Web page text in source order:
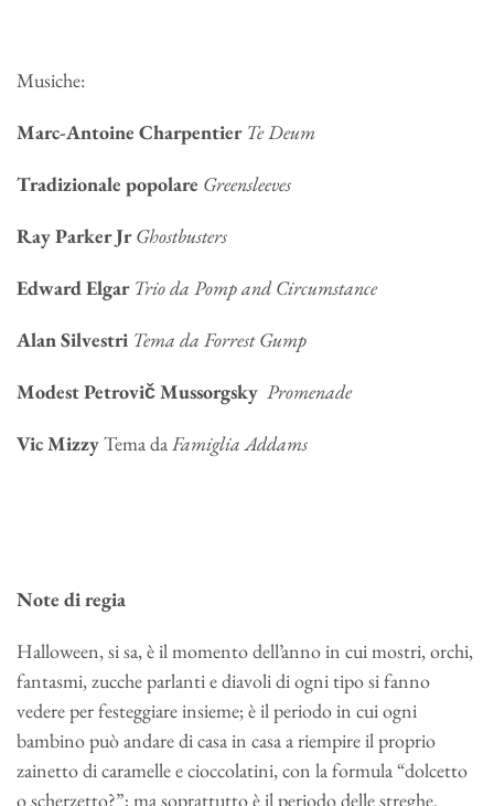
Musiche:
Marc-Antoine Charpentier Te Deum
Tradizionale popolare Greensleeves
Ray Parker Jr Ghostbusters
Edward Elgar Trio da Pomp and Circumstance
Alan Silvestri Tema da Forrest Gump
Modest Petrovič Mussorgsky Promenade
Vic MizzyTema daFamiglia Addams
Note di regia
Halloween, si sa, è il momento dell’anno in cui mostri, orchi,
fantasmi, zucche parlanti e diavoli di ogni tipo si fanno
vedere per festeggiare insieme; è il periodo in cui ogni
bambino può andare di casa in casa a riempire il proprio
zainetto di caramelle e cioccolatini, con la formula “dolcetto
o scherzetto?”; ma soprattutto è il periodo delle streghe.